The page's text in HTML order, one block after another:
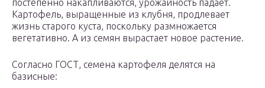
постепенно накапливаются, урожайность падает.
Картофель, выращенные из клубня, продлевает
жизнь старого куста, поскольку размножается
вегетативно. А из семян вырастает новое растение.
Согласно ГОСТ, семена картофеля делятся на
базисные: